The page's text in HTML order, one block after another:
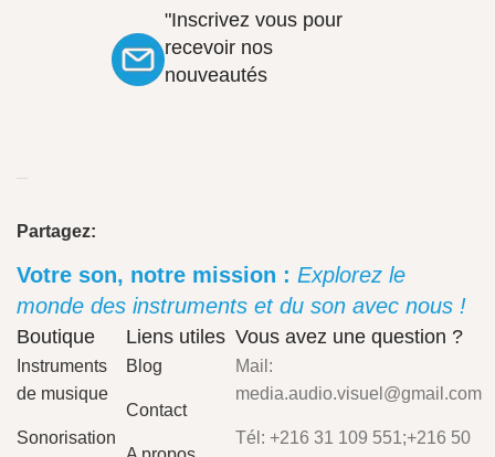
"Inscrivez vous pour
recevoir nos
nouveautés
Partagez:
Votre son, notre mission : Explorez le
monde des instruments et du son avec nous !
Boutique
Instruments
de musique
Sonorisation
Liens utiles
Blog
Contact
Vous avez une question ?
Mail:
media.audio.visuel@gmail.com
Tél: +216 31 109 551;+216 50